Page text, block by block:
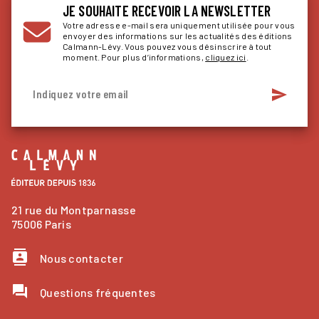
JE SOUHAITE RECEVOIR LA NEWSLETTER
Votre adresse e-mail sera uniquement utilisée pour vous
envoyer des informations sur les actualités des éditions
Calmann-Lévy. Vous pouvez vous désinscrire à tout
moment. Pour plus d’informations, cliquez ici
Indiquez votre email send
21 rue du Montparnasse
75006 Paris
contacts Nous contacter
question_answer Questions fréquentes